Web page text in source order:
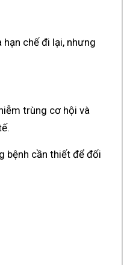
chế đi lại, nhưng
trùng cơ hội và
bệnh cần thiết để đối